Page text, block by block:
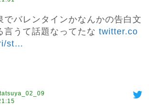
でバレンタインかなんかの告白文
言うて話題なってたな twitter.co
st…